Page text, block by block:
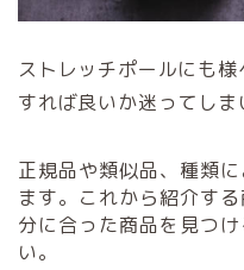
ストレッチポールにも
すれば良いか迷ってしま
正規品や類似品、種類
ます。これから紹介す
分に合った商品を見つ
い。